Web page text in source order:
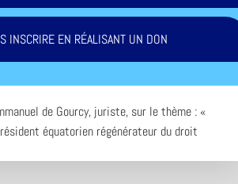
INSCRIRE EN RÉALISANT UN DON
de Gourcy, juriste, sur le thème : «
équatorien régénérateur du droit